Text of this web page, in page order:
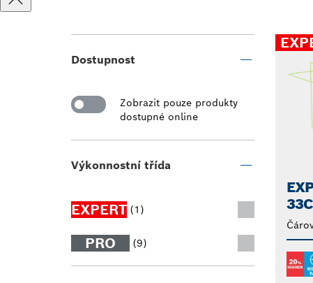
Dostupnost
Zobrazit pouze produkty
dostupné online
Výkonnostní třída
EXPERT (1)
PRO (9)